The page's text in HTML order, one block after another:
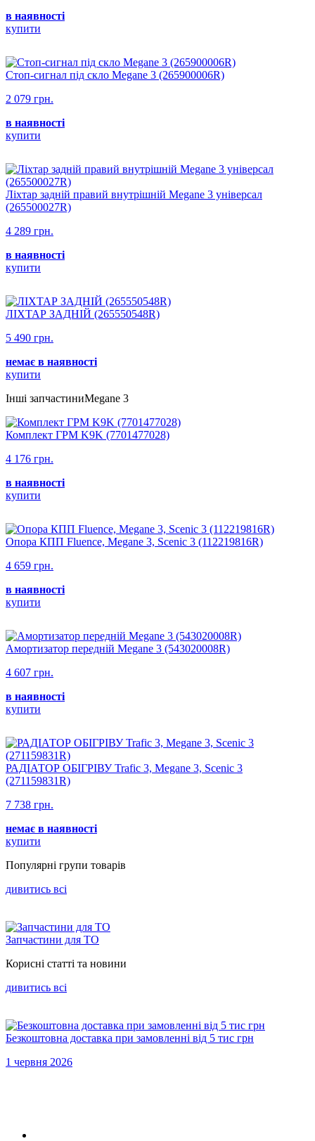
в наявності
купити
Стоп-сигнал під скло Megane 3 (265900006R)
2 079 грн.
в наявності
купити
Ліхтар задній правий внутрішній Megane 3 універсал
(265500027R)
4 289 грн.
в наявності
купити
ЛІХТАР ЗАДНІЙ (265550548R)
5 490 грн.
немає в наявності
купити
Інші запчастиниMegane 3
Комплект ГРМ K9K (7701477028)
4 176 грн.
в наявності
купити
Опора КПП Fluence, Megane 3, Scenic 3 (112219816R)
4 659 грн.
в наявності
купити
Амортизатор передній Megane 3 (543020008R)
4 607 грн.
в наявності
купити
РАДІАТОР ОБІГРІВУ Trafic 3, Megane 3, Scenic 3
(271159831R)
7 738 грн.
немає в наявності
купити
Популярнi групи товарiв
дивитись всi
Запчастини для ТО
Корисні статті та новини
дивитись всi
Безкоштовна доставка при замовленні від 5 тис грн
1 червня 2026